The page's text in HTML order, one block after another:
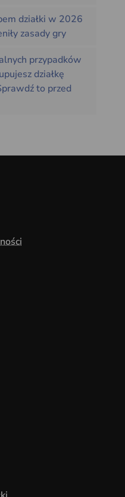
działki w 2026
zasady gry
przypadków
działkę
to przed